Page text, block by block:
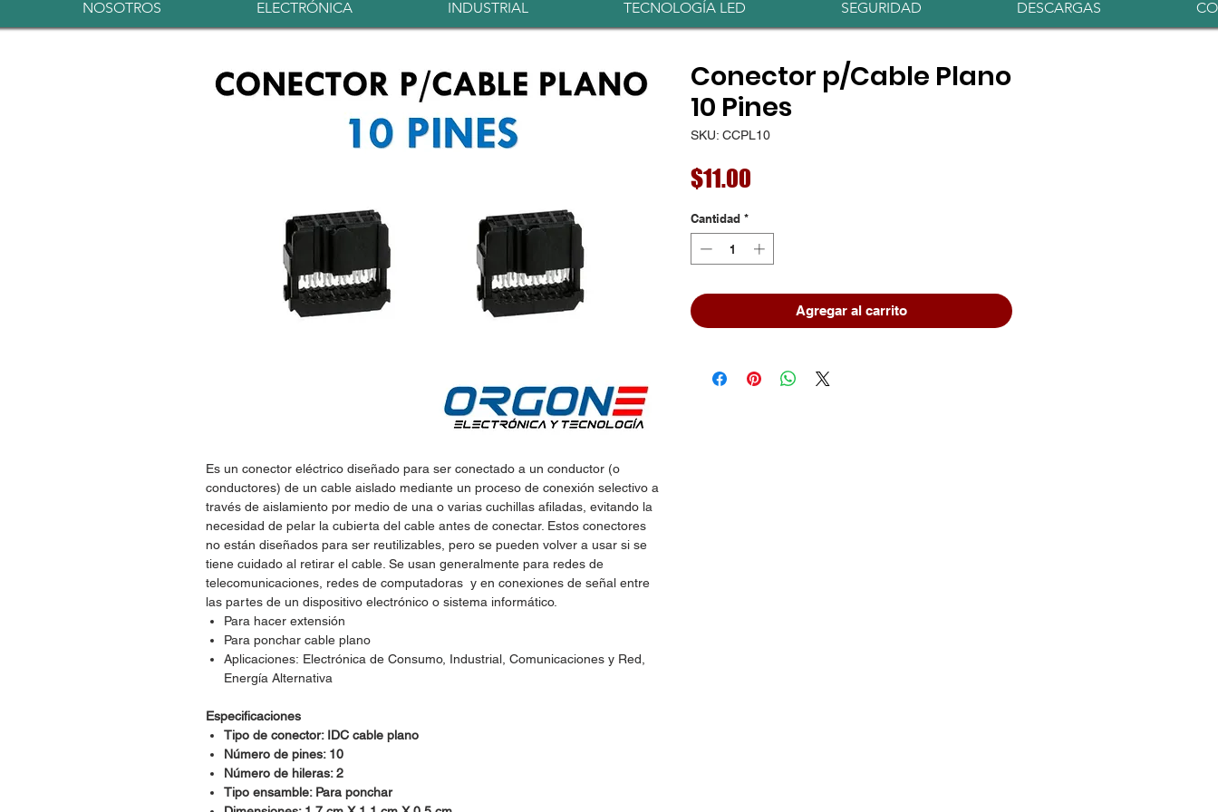
Iniciar sesión
NOSOTROS ELECTRÓNICA INDUSTRIAL TECNOLOGÍA LED SEGURIDAD DESCARGAS
Es un conector eléctrico diseñado para ser conectado a un conductor (o
conductores) de un cable aislado mediante un proceso de conexión selectivo a
través de aislamiento por medio de una o varias cuchillas afiladas, evitando la
necesidad de pelar la cubierta del cable antes de conectar. Estos conectores
no están diseñados para ser reutilizables, pero se pueden volver a usar si se
tiene cuidado al retirar el cable. Se usan generalmente para redes de
telecomunicaciones, redes de computadoras y en conexiones de señal entre
las partes de un dispositivo electrónico o sistema informático.
Para hacer extensión
Para ponchar cable plano
Aplicaciones: Electrónica de Consumo, Industrial, Comunicaciones y Red,
Energía Alternativa
Especificaciones
Tipo de conector: IDC cable plano
Número de pines: 10
Número de hileras: 2
Tipo ensamble: Para ponchar
Conector p/Cable Plano
10 Pines
SKU: CCPL10
$11.00
Cantidad *
Agregar al carrito